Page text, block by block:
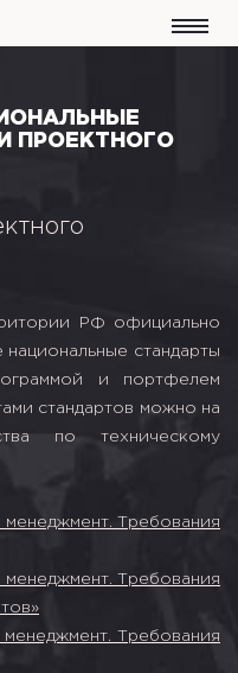
ПРОЕКТНОГО
РФ официально
национальные стандарты
и портфелем
стандартов можно на
по техническому
Требования
Требования
Требования